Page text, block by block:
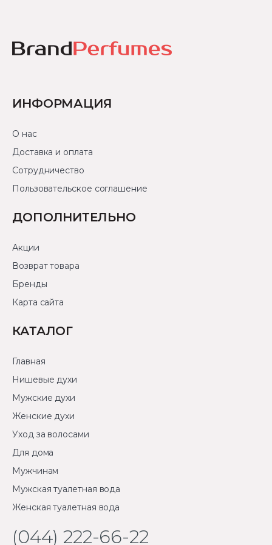
ИНФОРМАЦИЯ
О нас
Доставка и оплата
Сотрудничество
Пользовательское соглашение
ДОПОЛНИТЕЛЬНО
Акции
Возврат товара
Бренды
Карта сайта
КАТАЛОГ
Главная
Нишевые духи
Мужские духи
Женские духи
Уход за волосами
Для дома
Мужчинам
Мужская туалетная вода
Женская туалетная вода
(044) 222-66-22